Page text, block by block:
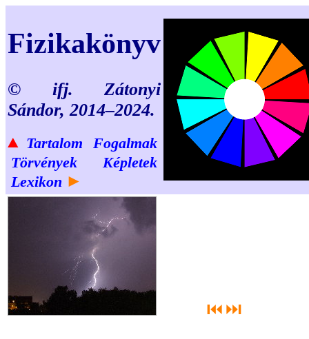
Fizikakönyv
© ifj. Zátonyi
Sándor, 2014–2024.
▲ Tartalom
Fogalmak
Törvények
Képletek
Lexikon ►
⏮ ⏭